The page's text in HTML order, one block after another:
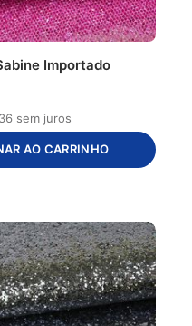
Importado
36 sem juros
AO CARRINHO